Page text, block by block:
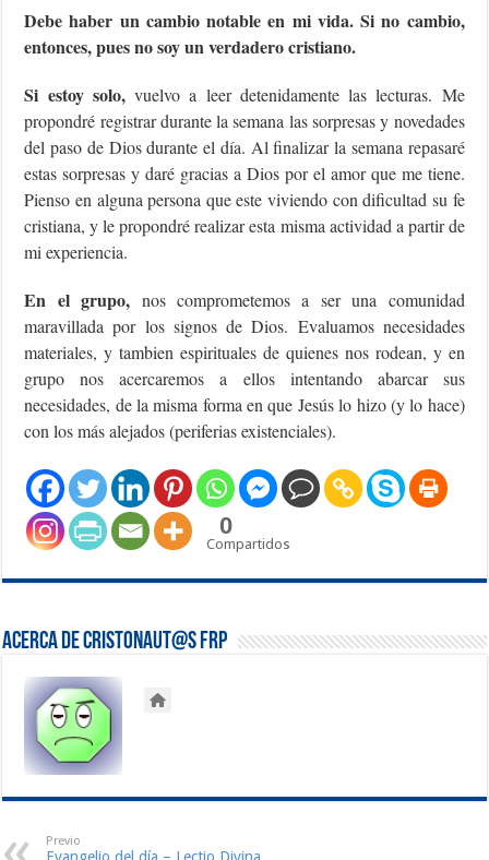
Debe haber un cambio notable en mi vida. Si no cambio,
entonces, pues no soy un verdadero cristiano.
Si estoy solo,vuelvo a leer detenidamente las lecturas. Me
propondré registrar durante la semana las sorpresas y novedades
del paso de Dios durante el día. Al finalizar la semana repasaré
estas sorpresas y daré gracias a Dios por el amor que me tiene.
Pienso en alguna persona que este viviendo con dificultad su fe
cristiana, y le propondré realizar esta misma actividad a partir de
mi experiencia.
En el grupo, nos comprometemos a ser una comunidad
maravillada por los signos de Dios. Evaluamos necesidades
materiales, y tambien espirituales de quienes nos rodean, y en
grupo nos acercaremos a ellos intentando abarcar sus
necesidades, de la misma forma en que Jesús lo hizo (y lo hace)
con los más alejados (periferias existenciales).
0
Compartidos
Acerca de Cristonaut@s FRP
Previo